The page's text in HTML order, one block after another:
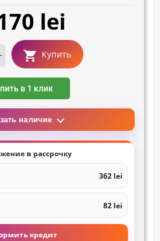
lei
Купить
в 1 клик
наличие
в рассрочку
362 lei
82 lei
кредит